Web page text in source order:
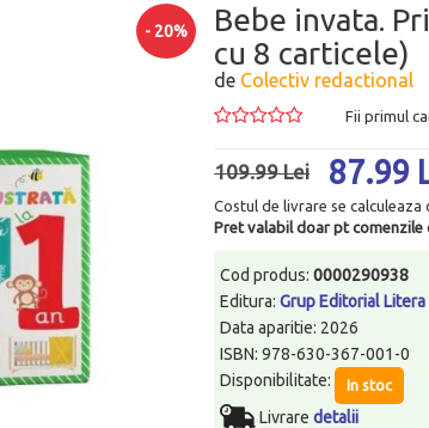
- 20%
Bebe invata.
cu 8 carticele)
de Colectiv redactional
Fii primul
109.99 Lei 87.99
Costul de livrare se
Pret valabil doar pt comenzile
Cod produs:0000290938
Editura:Grup Editorial Litera
Data aparitie: 2026
ISBN: 978-630-367-001-0
Disponibilitate:
In stoc
Livraredetalii